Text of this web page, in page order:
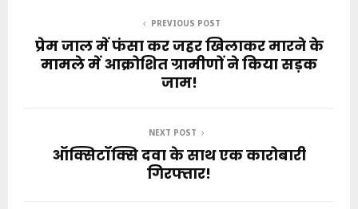
PREVIOUS POST
प्रेम जाल में फंसा कर जहर खिलाकर मारने के
मामले में आक्रोशित ग्रामीणों ने किया सड़क
जाम!
NEXT POST
ऑक्सिटॉक्सि दवा के साथ एक कारोबारी
गिरफ्तार!